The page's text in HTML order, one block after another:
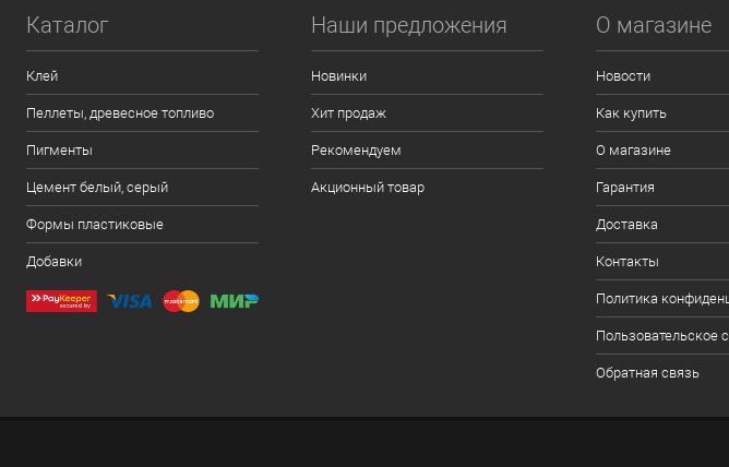
Каталог
Клей
Пеллеты, древесное топливо
Пигменты
Цемент белый, серый
Формы пластиковые
Добавки
Наши предложения
Новинки
Хит продаж
Рекомендуем
Акционный товар
О магазине
Новости
Как купить
О магазине
Гарантия
Доставка
Контакты
Политика
Пользовательское
Обратная связь